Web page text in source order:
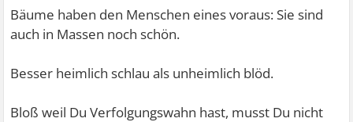
Bäume haben den Menschen eines voraus: Sie sind
auch in Massen noch schön.
Besser heimlich schlau als unheimlich blöd.
Bloß weil Du Verfolgungswahn hast, musst Du nicht